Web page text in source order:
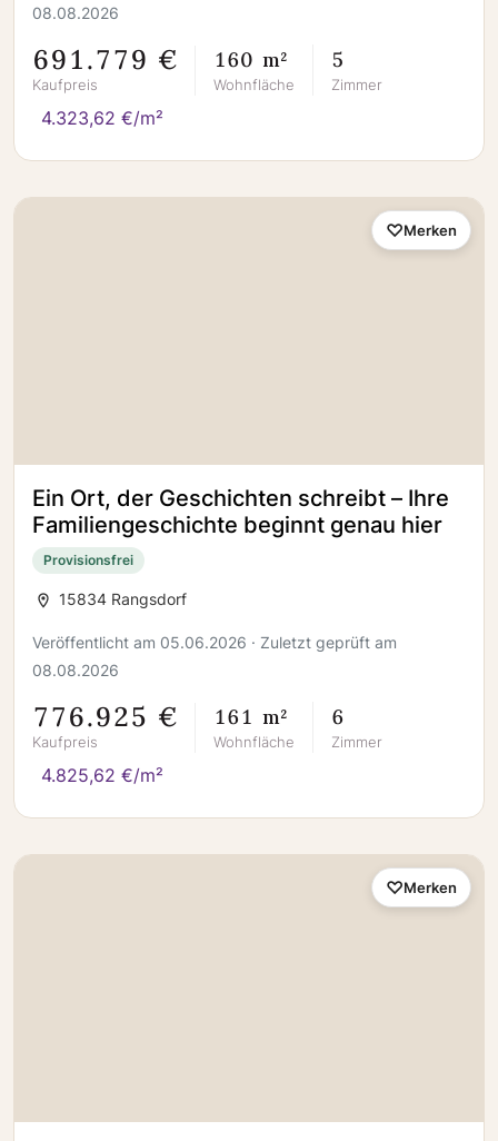
08.08.2026
691.779 €
Kaufpreis
160 m²
Wohnfläche
5
Zimmer
4.323,62 €/m²
Ein Ort, der Geschichten schreibt – Ihre
Familiengeschichte beginnt genau hier
Provisionsfrei
15834 Rangsdorf
Veröffentlicht am 05.06.2026 · Zuletzt geprüft am
08.08.2026
776.925 €
Kaufpreis
161 m²
Wohnfläche
6
Zimmer
4.825,62 €/m²
Merken
Merken